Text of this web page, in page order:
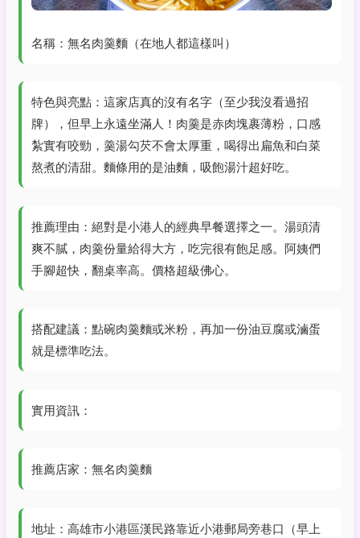
名稱：無名肉羹麵（在地人都這樣叫）
特色與亮點：這家店真的沒有名字（至少我沒看過招
牌），但早上永遠坐滿人！肉羹是赤肉塊裹薄粉，口感
紮實有咬勁，羹湯勾芡不會太厚重，喝得出扁魚和白菜
熬煮的清甜。麵條用的是油麵，吸飽湯汁超好吃。
推薦理由：絕對是小港人的經典早餐選擇之一。湯頭清
爽不膩，肉羹份量給得大方，吃完很有飽足感。阿姨們
手腳超快，翻桌率高。價格超級佛心。
搭配建議：點碗肉羹麵或米粉，再加一份油豆腐或滷蛋
就是標準吃法。
實用資訊：
推薦店家：無名肉羹麵
地址：高雄市小港區漢民路靠近小港郵局旁巷口（早上